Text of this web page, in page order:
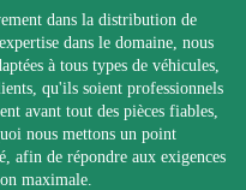
dans la distribution de
dans le domaine, nous
à tous types de véhicules,
qu'ils soient professionnels
avant tout des pièces fiables,
nous mettons un point
afin de répondre aux exigences
maximale.